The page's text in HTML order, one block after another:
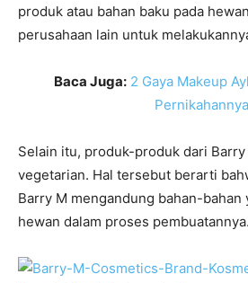
produk atau bahan baku pada
perusahaan lain untuk
Baca Juga:2 Gaya Makeup
Pernikahannya
Selain itu, produk-produk dari Barry
vegetarian. Hal tersebut berarti
Barry M mengandung bahan-bahan
hewan dalam proses pembuatannya.